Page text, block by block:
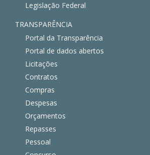
Legislação Federal
TRANSPARÊNCIA
Portal da Transparência
Portal de dados abertos
Licitações
Contratos
Compras
Despesas
Orçamentos
Repasses
Pessoal